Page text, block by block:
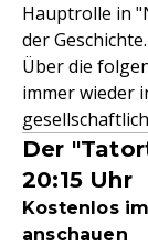
Hauptrolle in
der Geschichte.
Über die
immer wieder
Der
20:15 Uhr
Kostenlos
anschauen